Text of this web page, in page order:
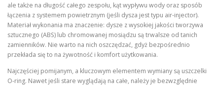
ale także na długość całego zespołu, kąt wypływu wody oraz sposób
łączenia z systemem powietrznym (jeśli dysza jest typu air-injector).
Materiał wykonania ma znaczenie: dysze z wysokiej jakości tworzywa
sztucznego (ABS) lub chromowanej mosiądzu są trwalsze od tanich
zamienników. Nie warto na nich oszczędzać, gdyż bezpośrednio
przekłada się to na żywotność i komfort użytkowania.
Najczęściej pomijanym, a kluczowym elementem wymiany są uszczelki
O-ring. Nawet jeśli stare wyglądają na całe, należy je bezwzględnie